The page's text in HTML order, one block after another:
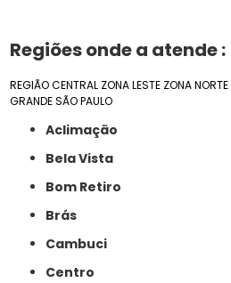
Regiões onde a atende :
REGIÃO CENTRAL ZONA LESTE ZONA NORTE
GRANDE SÃO PAULO
Aclimação
Bela Vista
Bom Retiro
Brás
Cambuci
Centro